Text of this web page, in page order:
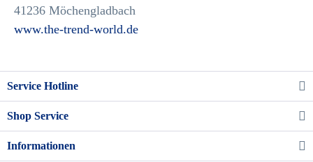
41236 Möchengladbach
www.the-trend-world.de
Service Hotline
Shop Service
Informationen